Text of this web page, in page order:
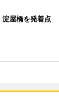
淀屋橋を発着点